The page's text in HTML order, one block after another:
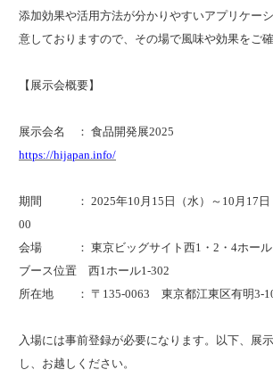
添加効果や活用方法が分かりやすいアプリケー
意しておりますので、その場で風味や効果をご
【展示会概要】
展示会名 ： 食品開発展2025
https://hijapan.info/
期間 ： 2025年10月15日（水）～10月17日
00
会場 ： 東京ビッグサイト西1・2・4ホール
ブース位置 西1ホール1-302
所在地 ： 〒135-0063 東京都江東区有明3-
入場には事前登録が必要になります。以下、展
し、お越しください。